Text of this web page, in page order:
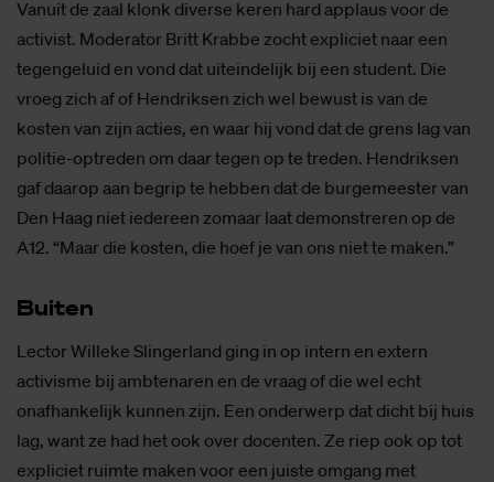
Vanuit de zaal klonk diverse keren hard applaus voor de
activist. Moderator Britt Krabbe zocht expliciet naar een
tegengeluid en vond dat uiteindelijk bij een student. Die
vroeg zich af of Hendriksen zich wel bewust is van de
kosten van zijn acties, en waar hij vond dat de grens lag van
politie-optreden om daar tegen op te treden. Hendriksen
gaf daarop aan begrip te hebben dat de burgemeester van
Den Haag niet iedereen zomaar laat demonstreren op de
A12. “Maar die kosten, die hoef je van ons niet te maken.”
Bui­ten
Lector Willeke Slingerland ging in op intern en extern
activisme bij ambtenaren en de vraag of die wel echt
onafhankelijk kunnen zijn. Een onderwerp dat dicht bij huis
lag, want ze had het ook over docenten. Ze riep ook op tot
expliciet ruimte maken voor een juiste omgang met